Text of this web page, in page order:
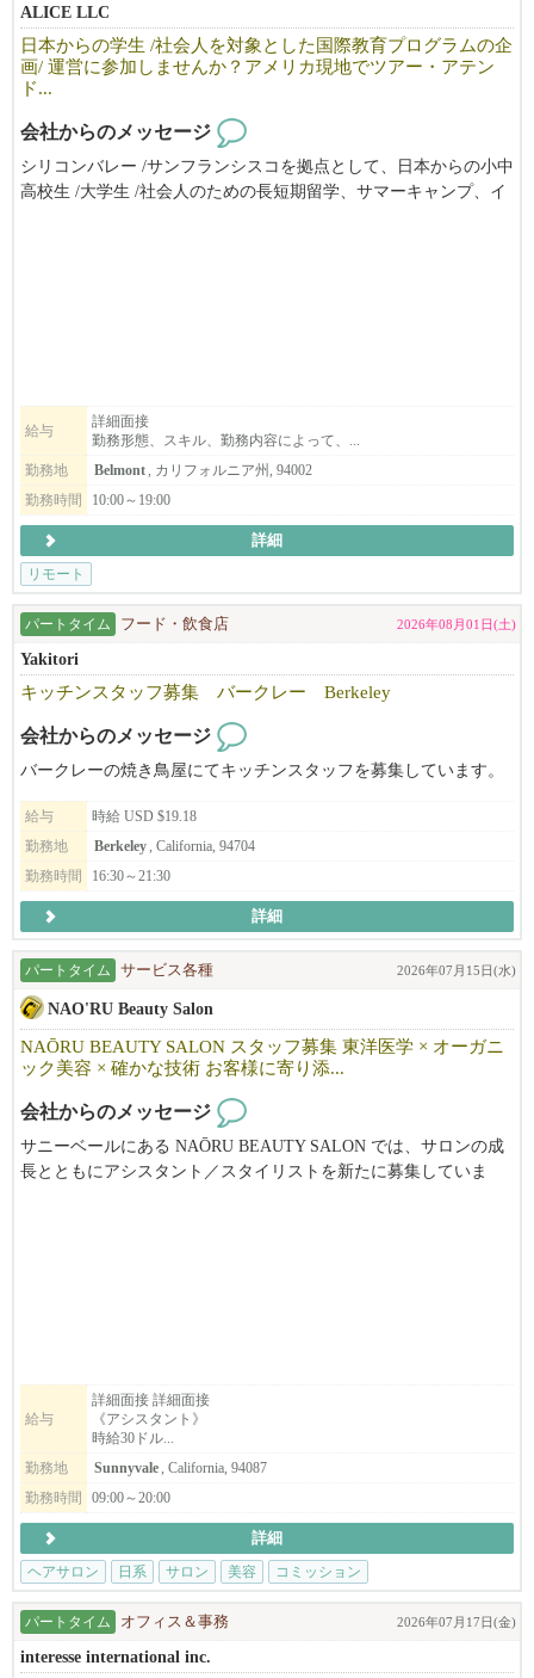
ALICE LLC
日本からの学生 /社会人を対象とした国際教育プログラムの企
画/ 運営に参加しませんか？アメリカ現地でツアー・アテン
ド...
会社からのメッセージ
シリコンバレー /サンフランシスコを拠点として、日本からの小中
高校生 /大学生 /社会人のための長短期留学、サマーキャンプ、イ
は在住経験のある方も歓迎、日本からでもリモートでお仕事して
頂けます。
給与
詳細面接
勤務形態、スキル、勤務内容によって、...
勤務地
Belmont
, カリフォルニア州, 94002
勤務時間
10:00～19:00
詳細
リモート
パートタイム フード・飲食店 2026年08月01日(土)
Yakitori
キッチンスタッフ募集 バークレー Berkeley
会社からのメッセージ
バークレーの焼き鳥屋にてキッチンスタッフを募集しています。
給与
時給 USD $19.18
勤務地
Berkeley , California, 94704
勤務時間
16:30～21:30
詳細
パートタイム サービス各種 2026年07月15日(水)
NAO'RU Beauty Salon
NAŌRU BEAUTY SALON スタッフ募集 東洋医学 × オーガニ
ック美容 × 確かな技術 お客様に寄り添...
会社からのメッセージ
サニーベールにある NAŌRU BEAUTY SALON では、サロンの成
長とともにアシスタント／スタイリストを新たに募集していま
・アシスタント
・ボディマッサージセラピスト（同時募集）
こんな方をお待ちしています
・美容師免許（日本または米国）をお持ちの方、または実務経験
のある方
・東洋医学や自然派美容に興味がある方
・一人ひとりのお客様と丁寧に向き合いたい方
※長期で働ける方を歓迎します。
給与
詳細面接 詳細面接
《アシスタント》
時給30ドル...
勤務地
Sunnyvale, California, 94087
勤務時間
09:00～20:00
詳細
ヘアサロン
日系 サロン 美容 コミッション
パートタイム オフィス＆事務 2026年07月17日(金)
interesse international inc.